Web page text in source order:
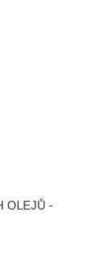
OLEJŮ -